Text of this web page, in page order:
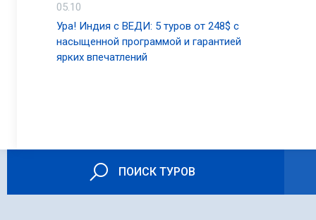
05.10
Ура! Индия с ВЕДИ: 5 туров от 248$ с
насыщенной программой и гарантией
ярких впечатлений
ПОИСК ТУРОВ